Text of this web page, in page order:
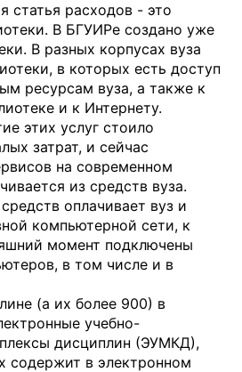
статья расходов - это
В БГУИРе создано уже
В разных корпусах вуза
в которых есть доступ
ресурсам вуза, а также к
и к Интернету.
этих услуг стоило
затрат, и сейчас
на современном
из средств вуза.
оплачивает вуз и
компьютерной сети, к
момент подключены
в том числе и в
(а их более 900) в
учебно-
дисциплин (ЭУМКД),
содержит в электронном